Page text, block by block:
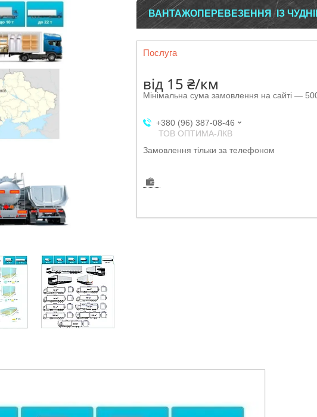
ВАНТАЖОПЕРЕВЕЗЕННЯ ІЗ
Послуга
від 15 ₴/км
Мінімальна сума замовлення на сайті —
+380 (96) 387-08-46
ТОВ ОПТИМА-ЛКВ
Замовлення тільки за телефоном